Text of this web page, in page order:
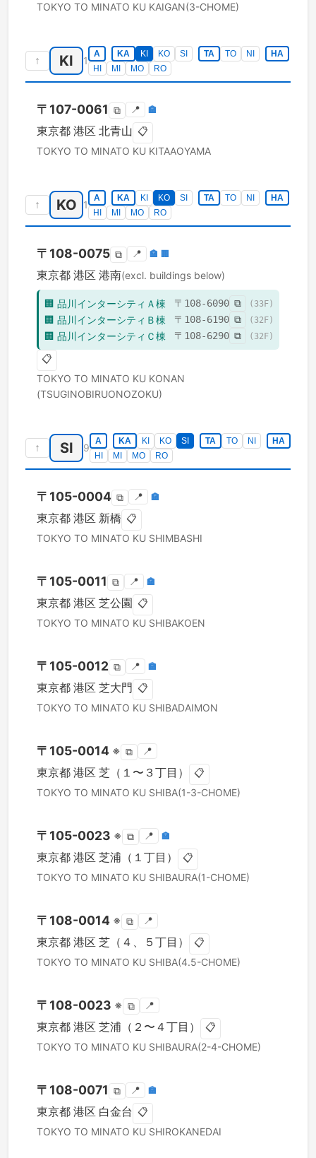
TOKYO TO MINATO KU KAIGAN(3-CHOME)
↑ KI 1
A KA KI KO SI TA TO NI
HA
HI
MI MO RO
〒 107-0061 ⧉ 📍 🏣
東京都 港区 北青山 📋
TOKYO TO MINATO KU KITAAOYAMA
↑ KO 1
A KA KI KO SI TA TO NI
HA
HI
MI MO RO
〒 108-0075 ⧉ 📍 🏣 🏢
東京都 港区 港南(excl. buildings below)
🏢 品川インターシティＡ棟 〒 108-6090 ⧉ ( 33F)
🏢 品川インターシティＢ棟 〒 108-6190 ⧉ ( 32 F)
🏢 品川インターシティＣ棟 〒 108-6290 ⧉ ( 32 F)
📋
TOKYO TO MINATO KU KONAN
(TSUGINOBIRUONOZOKU)
↑ SI 9
A KA KI KO SI TA TO NI
HA
HI
MI MO RO
〒 105-0004 ⧉ 📍 🏣
東京都 港区 新橋 📋
TOKYO TO MINATO KU SHIMBASHI
〒 105-0011 ⧉ 📍 🏣
東京都 港区 芝公園 📋
TOKYO TO MINATO KU SHIBAKOEN
〒 105-0012 ⧉ 📍 🏣
東京都 港区 芝大門 📋
TOKYO TO MINATO KU SHIBADAIMON
〒 105-0014 ※ ⧉ 📍
東京都 港区 芝（１〜３丁目） 📋
TOKYO TO MINATO KU SHIBA(1-3-CHOME)
〒 105-0023 ※ ⧉ 📍 🏣
東京都 港区 芝浦（１丁目） 📋
TOKYO TO MINATO KU SHIBAURA(1-CHOME)
〒 108-0014 ※ ⧉ 📍
東京都 港区 芝（４、５丁目） 📋
TOKYO TO MINATO KU SHIBA(4.5-CHOME)
〒 108-0023 ※ ⧉ 📍
東京都 港区 芝浦（２〜４丁目） 📋
TOKYO TO MINATO KU SHIBAURA(2-4-CHOME)
〒 108-0071 ⧉ 📍 🏣
東京都 港区 白金台 📋
TOKYO TO MINATO KU SHIROKANEDAI